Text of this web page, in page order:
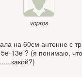
vopros
на 60см антенне с
13e ? (я понимаю,